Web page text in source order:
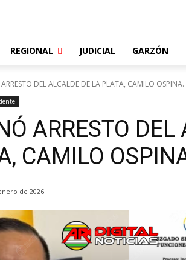
REGIONAL JUDICIAL GARZÓN
DEL ALCALDE DE LA PLATA, CAMILO OSPINA.
ARRESTO DEL
CAMILO
de 2026